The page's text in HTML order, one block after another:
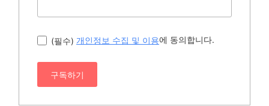
(필수) 개인정보 수집 및 이용에 동의합니다.
구독하기